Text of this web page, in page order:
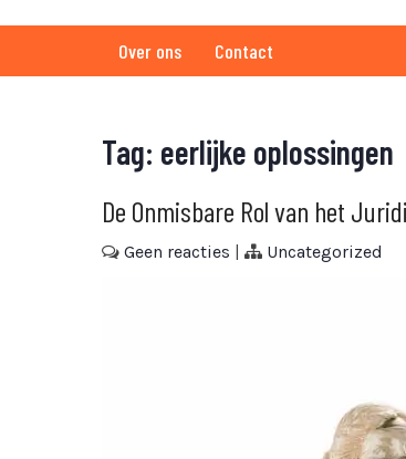
Over ons Contact
Tag: eerlijke oplossingen
De Onmisbare Rol van het
Geen reacties | Uncategorized